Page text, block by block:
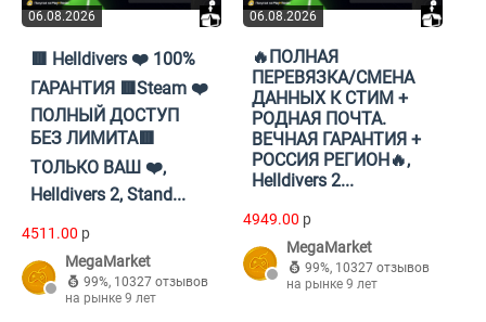
06.08.2026
🟥 Helldivers ❤️ 100%
ГАРАНТИЯ 🟥Steam ❤️
ПОЛНЫЙ ДОСТУП
БЕЗ ЛИМИТА🟥
ТОЛЬКО ВАШ ❤️,
Helldivers 2, Stand...
4511.00 p
MegaMarket
99%, 10327 отзывов
на рынке 9 лет
06.08.2026
🔥ПОЛНАЯ
ПЕРЕВЯЗКА/СМЕНА
ДАННЫХ К СТИМ +
РОДНАЯ ПОЧТА.
ВЕЧНАЯ ГАРАНТИЯ +
РОССИЯ РЕГИОН🔥,
Helldivers 2...
4949.00 p
MegaMarket
99%, 10327 отзывов
на рынке 9 лет